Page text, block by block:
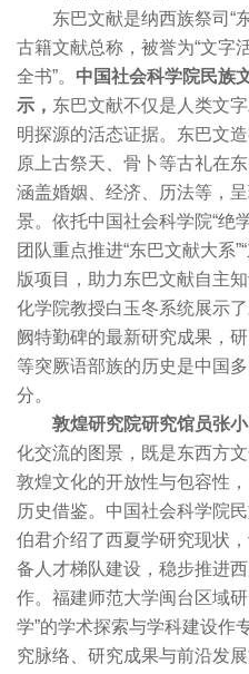
东巴文献是纳西族祭司“
古籍文献总称，被誉为“文字
全书”。 中国社会科学院民族
示， 东巴文献不仅是人类文
明探源的活态证据。东巴文
原上古祭天、骨卜等古礼在
涵盖婚姻、经济、历法等，
景。依托中国社会科学院“绝
团队重点推进“东巴文献大系
版项目，助力东巴文献自主
化学院教授白玉冬系统展示
阙特勤碑的最新研究成果，
等突厥语部族的历史是中国
分。
敦煌研究院研究馆员张小
化交流的图景，既是东西方
敦煌文化的开放性与包容性
历史借鉴。中国社会科学院
伯君介绍了西夏学研究现状
备人才梯队建设，稳步推进
作。福建师范大学闽台区域
学”的学术探索与学科建设作
究脉络、研究成果与前沿发展